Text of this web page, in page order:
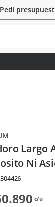
Pedí
Largo
Ni
c/u